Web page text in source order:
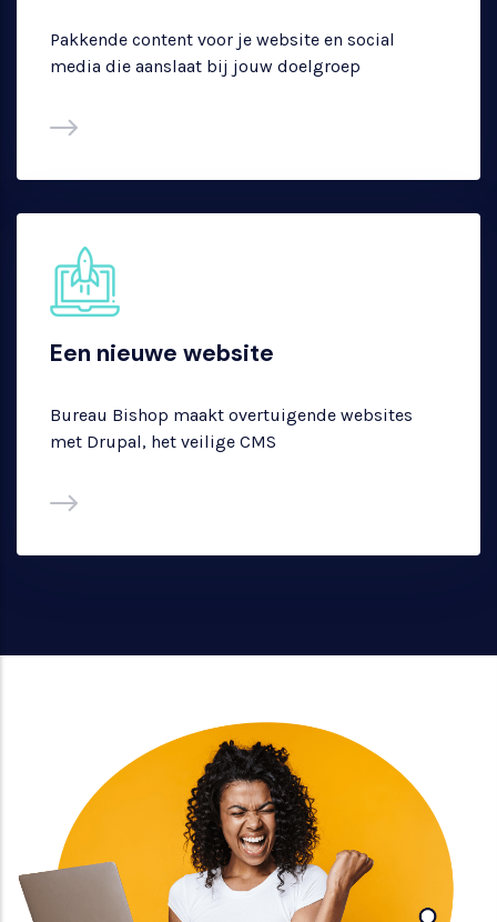
Pakkende content voor je website en social
media die aanslaat bij jouw doelgroep
Een nieuwe website
Bureau Bishop maakt overtuigende websites
met Drupal, het veilige CMS